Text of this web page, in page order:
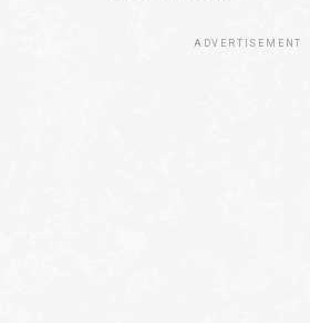
ADVERTISEMENT